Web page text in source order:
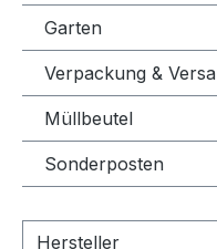
Garten
Verpackung &
Müllbeutel
Sonderposten
Hersteller